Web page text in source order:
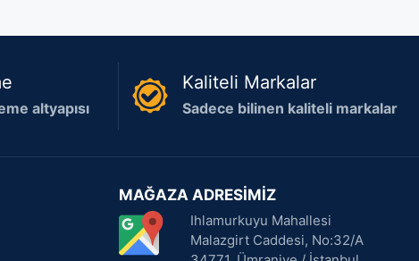
altyapısı
Kaliteli Markalar
Sadece bilinen kaliteli markalar
MAĞAZA ADRESİMİZ
Ihlamurkuyu Mahallesi
Malazgirt Caddesi, No:32/A